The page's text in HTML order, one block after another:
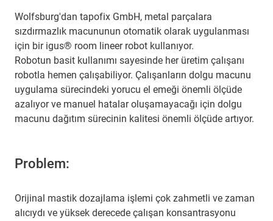
Wolfsburg'dan tapofix GmbH, metal parçalara
sızdırmazlık macununun otomatik olarak uygulanması
için bir igus® room lineer robot kullanıyor.
Robotun basit kullanımı sayesinde her üretim çalışanı
robotla hemen çalışabiliyor. Çalışanların dolgu macunu
uygulama sürecindeki yorucu el emeği önemli ölçüde
azalıyor ve manuel hatalar oluşamayacağı için dolgu
macunu dağıtım sürecinin kalitesi önemli ölçüde artıyor.
Problem:
Orijinal mastik dozajlama işlemi çok zahmetli ve zaman
alıcıydı ve yüksek derecede çalışan konsantrasyonu